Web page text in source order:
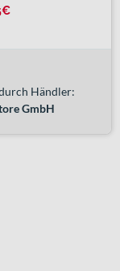
Händler:
GmbH